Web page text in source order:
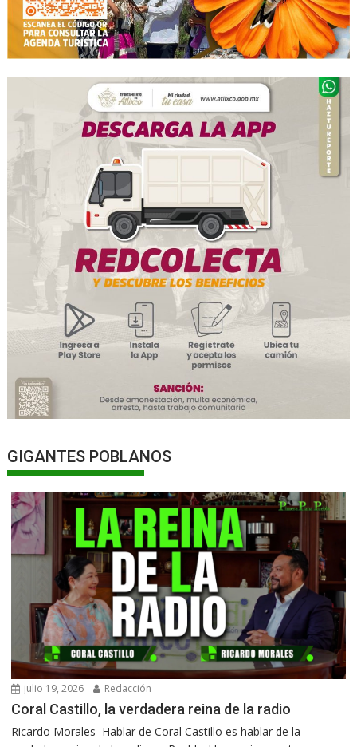
GIGANTES POBLANOS
julio 19, 2026 Redacción
Coral Castillo, la verdadera reina de la radio
Ricardo Morales Hablar de Coral Castillo es hablar de la